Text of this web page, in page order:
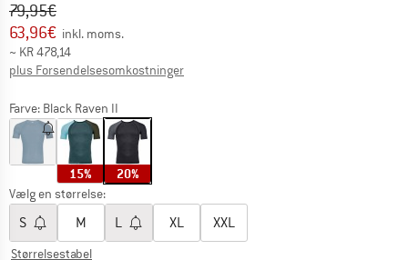
Original pris :
79,95€
Pris:
63,96€ inkl. moms.
~ KR478,14
plus ForsendelsesomkostningerOplysninger om
Farve: Black Raven II
15% 20%
Vælg en størrelse:
S M L XL XXL
Størrelsestabel